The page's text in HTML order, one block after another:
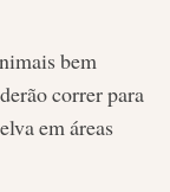
bem
correr para
em áreas